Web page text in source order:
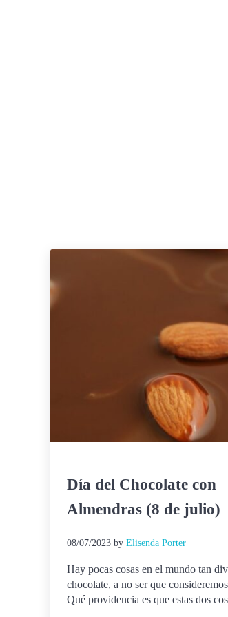
Día del Chocolate con
Almendras (8 de julio)
08/07/2023 by Elisenda Porter
Hay pocas cosas en el mundo tan
chocolate, a no ser que
Qué providencia es que estas dos